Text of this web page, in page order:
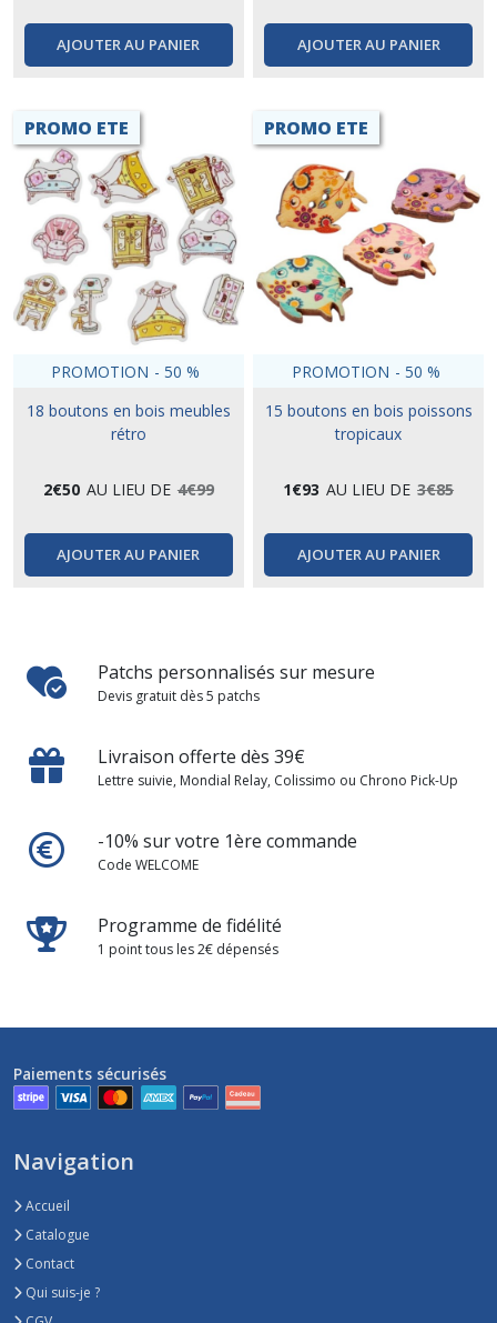
AJOUTER AU PANIER AJOUTER AU PANIER
PROMO ETE
PROMOTION - 50 %
18 boutons en bois meubles
rétro
2€50 AU LIEU DE 4€99
AJOUTER AU PANIER
PROMO ETE
PROMOTION - 50 %
15 boutons en bois poissons
tropicaux
1€93 AU LIEU DE 3€85
AJOUTER AU PANIER
Patchs personnalisés sur mesure
Devis gratuit dès 5 patchs
Livraison offerte dès 39€
Lettre suivie, Mondial Relay, Colissimo ou Chrono Pick-Up
-10% sur votre 1ère commande
Code WELCOME
Programme de fidélité
1 point tous les 2€ dépensés
Paiements sécurisés
Navigation
Accueil
Catalogue
Contact
Qui suis-je ?